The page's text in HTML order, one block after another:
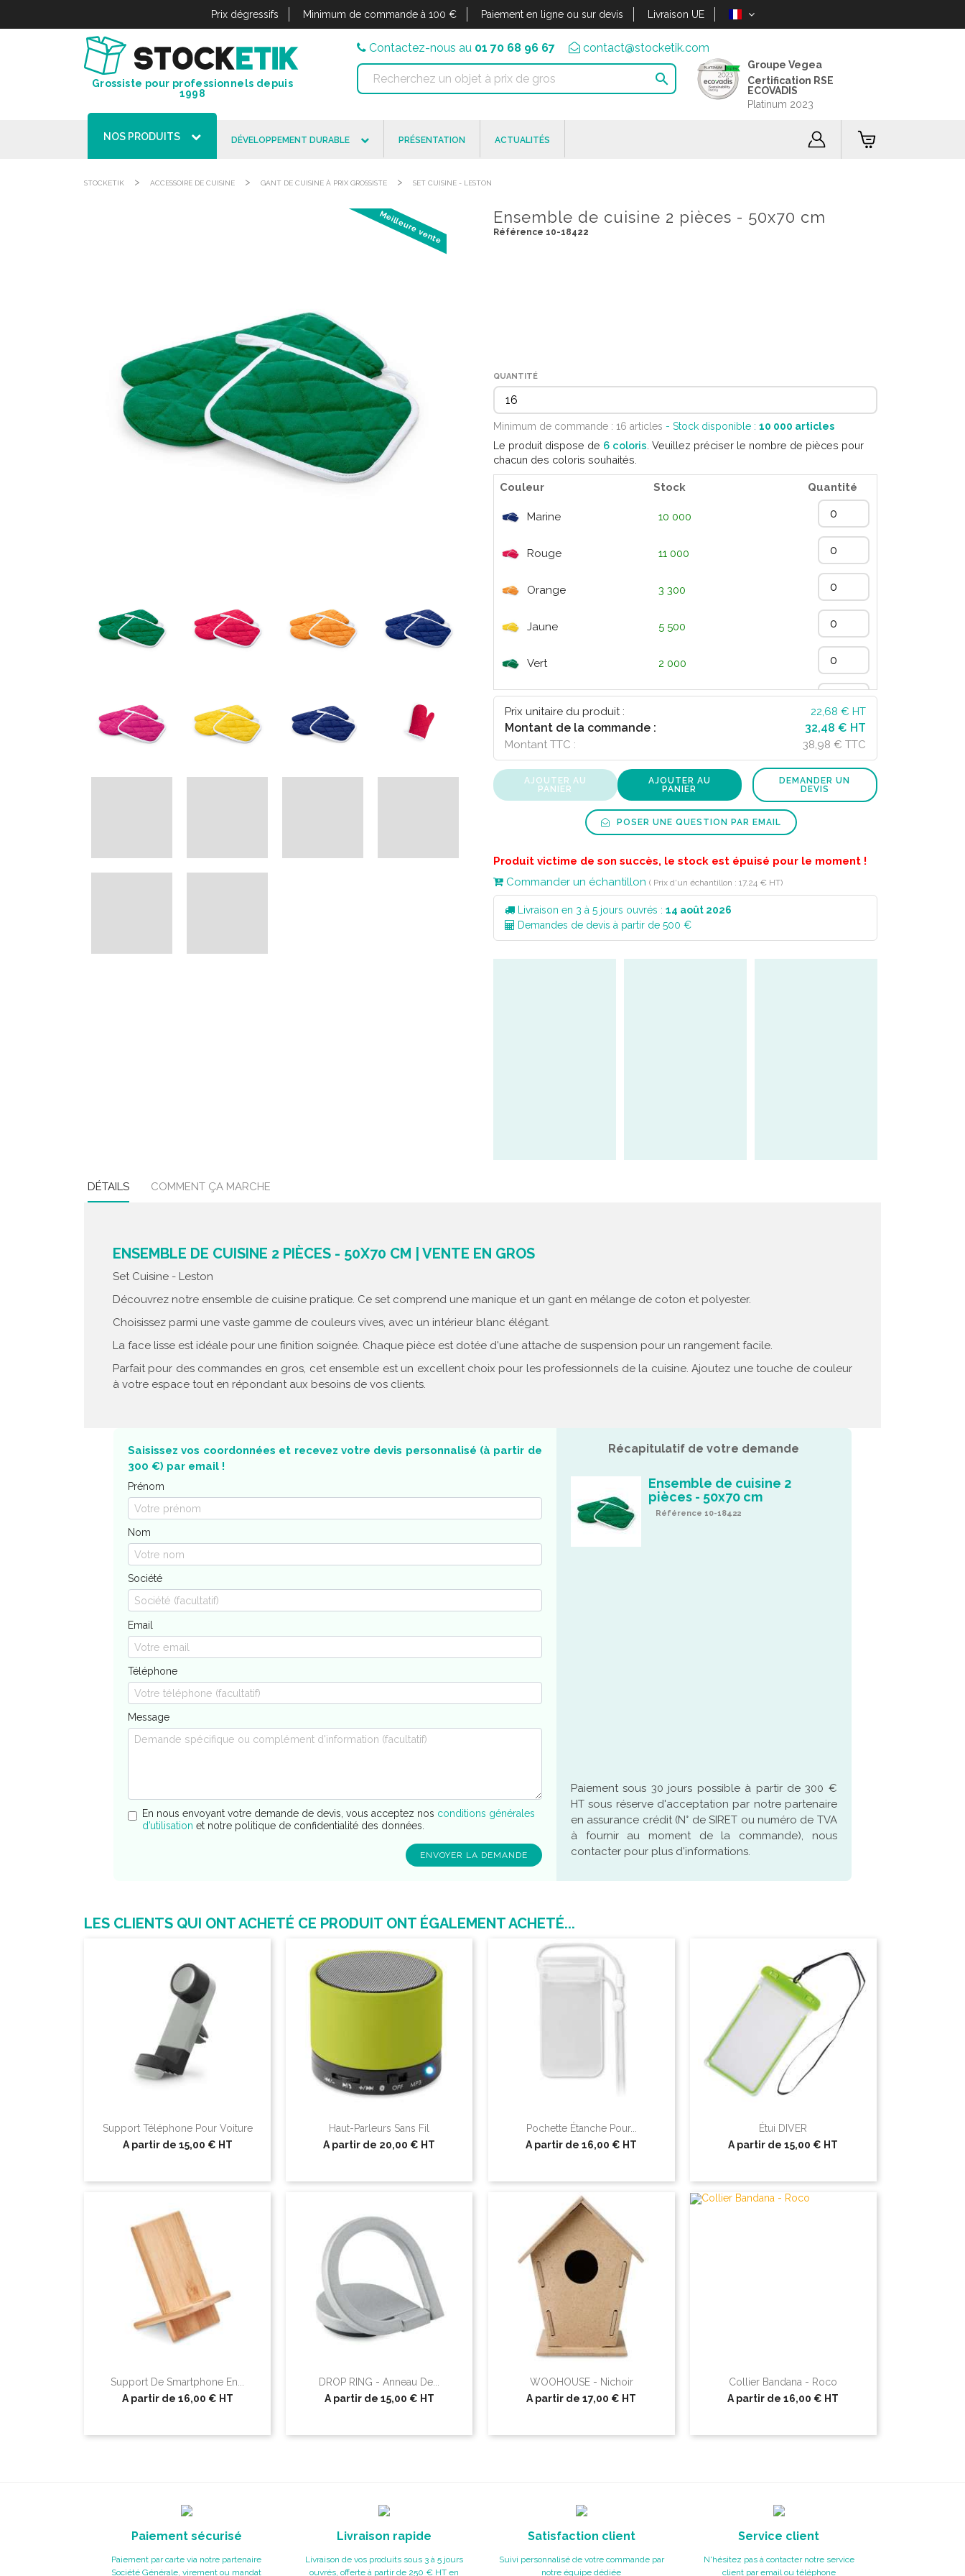
Prix dégressifs Minimum de commande à 100 € Paiement en ligne ou sur devis Livraison UE
Grossiste pour professionnels depuis
1998
Contactez-nous au 01 70 68 96 67 contact@stocketik.com

Groupe Vegea
Certification RSE
ECOVADIS
Platinum 2023
NOS PRODUITS DÉVELOPPEMENT DURABLE PRÉSENTATION ACTUALITÉS
STOCKETIK > ACCESSOIRE DE CUISINE > GANT DE CUISINE À PRIX GROSSISTE > SET CUISINE - LESTON
Meilleure vente Ensemble de cuisine 2 pièces - 50x70 cm
Référence 10-18422
QUANTITÉ
Minimum de commande : 16 articles - Stock disponible : 10 000 articles
Le produit dispose de 6 coloris . Veuillez préciser le nombre de pièces pour
chacun des coloris souhaités.
Couleur Stock Quantité
Marine 10 000
Rouge 11 000
Orange 3 300
Jaune 5 500
Vert 2 000
Fucsia
4 200
Prix unitaire du produit :
22,68 € HT
Montant de la commande : 32,48 € HT
Montant TTC : 38,98 € TTC
AJOUTER AU
PANIER
AJOUTER AU
PANIER
DEMANDER UN
DEVIS
POSER UNE QUESTION PAR EMAIL
Produit victime de son succès, le stock est épuisé pour le moment !
Commander un échantillon ( Prix d'un échantillon : 17,24 € HT)
Livraison en 3 à 5 jours ouvrés : 14 août 2026
Demandes de devis à partir de 500 €
DÉTAILS COMMENT ÇA MARCHE
ENSEMBLE DE CUISINE 2 PIÈCES - 50X70 CM | VENTE EN GROS
Set Cuisine - Leston
Découvrez notre ensemble de cuisine pratique. Ce set comprend une manique et un gant en mélange de coton et polyester.
Choisissez parmi une vaste gamme de couleurs vives, avec un intérieur blanc élégant.
La face lisse est idéale pour une finition soignée. Chaque pièce est dotée d'une attache de suspension pour un rangement facile.
Parfait pour des commandes en gros, cet ensemble est un excellent choix pour les professionnels de la cuisine. Ajoutez une touche de couleur
à votre espace tout en répondant aux besoins de vos clients.
Saisissez vos coordonnées et recevez votre devis personnalisé (à partir de
300 €) par email !
Prénom
Nom
Société
Email
Téléphone
Message
En nous envoyant votre demande de devis, vous acceptez nos conditions générales
d’utilisation et notre politique de confidentialité des données.
Récapitulatif de votre demande
Ensemble de cuisine 2
pièces - 50x70 cm
Référence 10-18422
Paiement sous 30 jours possible à partir de 300 €
HT sous réserve d'acceptation par notre partenaire
en assurance crédit (N° de SIRET ou numéro de TVA
à fournir au moment de la commande), nous
contacter pour plus d'informations.
LES CLIENTS QUI ONT ACHETÉ CE PRODUIT ONT ÉGALEMENT ACHETÉ...
Support Téléphone Pour Voiture
A partir de 15,00 € HT
Haut-Parleurs Sans Fil
A partir de 20,00 € HT
Pochette Étanche Pour...
A partir de 16,00 € HT
Étui DIVER
A partir de15,00 € HT
Support De Smartphone En...
A partir de 16,00 € HT
DROP RING - Anneau De...
A partir de 15,00 € HT
WOOHOUSE - Nichoir
A partir de 17,00 € HT
Collier Bandana - Roco
A partir de16,00 € HT
Paiement sécurisé
Paiement par carte via notre partenaire
Société Générale, virement ou mandat
Livraison rapide
Livraison de vos produits sous 3 à 5 jours
ouvrés, offerte à partir de 250 € HT en
Satisfaction client
Suivi personnalisé de votre commande par
notre équipe dédiée
Service client
N'hésitez pas à contacter notre service
client par email ou téléphone